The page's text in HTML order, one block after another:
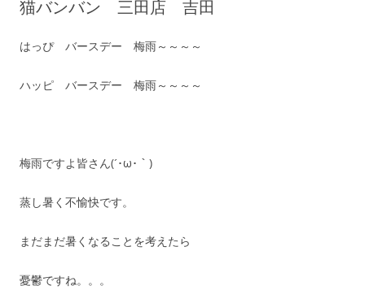
猫バンバン 三田店 吉田
はっぴ バースデー 梅雨～～～～
ハッピ バースデー 梅雨～～～～
梅雨ですよ皆さん(´･ω･｀)
蒸し暑く不愉快です。
まだまだ暑くなることを考えたら
憂鬱ですね。。。